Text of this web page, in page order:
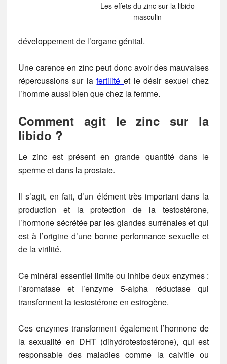
Les effets du zinc sur la libido
masculin
développement de l’organe génital.
Une carence en zinc peut donc avoir des mauvaises
répercussions sur lafertilité et le désir sexuel chez
l’homme aussi bien que chez la femme.
Comment agit le zinc sur la
libido ?
Le zinc est présent en grande quantité dans le
sperme et dans la prostate.
Il s’agit, en fait, d’un élément très important dans la
production et la protection de la testostérone,
l’hormone sécrétée par les glandes surrénales et qui
est à l’origine d’une bonne performance sexuelle et
de la virilité.
Ce minéral essentiel limite ou inhibe deux enzymes :
l’aromatase et l’enzyme 5-alpha réductase qui
transforment la testostérone en estrogène.
Ces enzymes transforment également l’hormone de
la sexualité en DHT (dihydrotestostérone), qui est
responsable des maladies comme la calvitie ou